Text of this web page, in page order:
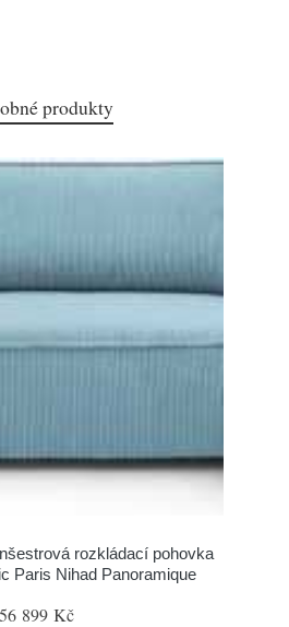
produkty
rozkládací pohovka
Paris Nihad Panoramique
56 899 Kč